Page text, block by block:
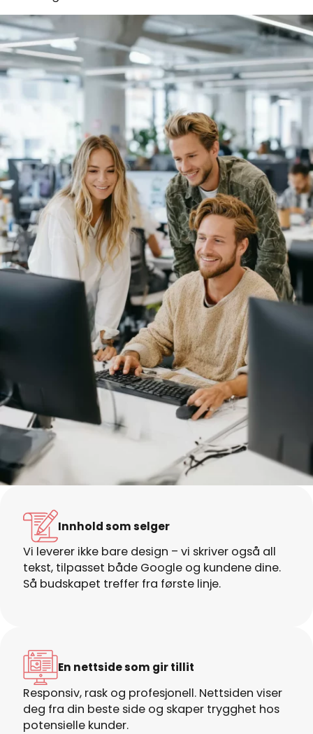
Innhold som selger
Vi leverer ikke bare design – vi skriver også all
tekst, tilpasset både Google og kundene dine.
Så budskapet treffer fra første linje.
En nettside som gir tillit
Responsiv, rask og profesjonell. Nettsiden viser
deg fra din beste side og skaper trygghet hos
potensielle kunder.